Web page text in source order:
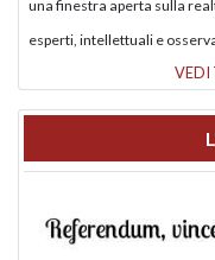
una finestra aperta sulla
esperti, intellettuali e
VEDI